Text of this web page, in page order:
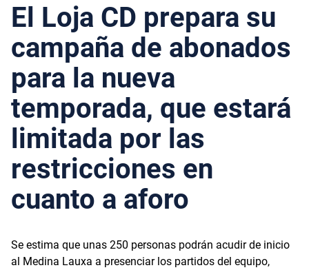
El Loja CD prepara su
campaña de abonados
para la nueva
temporada, que estará
limitada por las
restricciones en
cuanto a aforo
Se estima que unas 250 personas podrán acudir de inicio
al Medina Lauxa a presenciar los partidos del equipo,